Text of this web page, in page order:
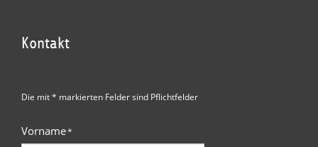
Kontakt
Die mit * markierten Felder sind Pflichtfelder
Vorname*